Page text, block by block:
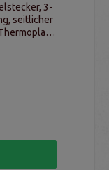
3-
seitlicher